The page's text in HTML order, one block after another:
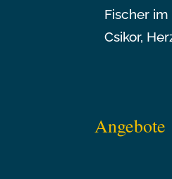
Fischer
Csikor,
Angebote